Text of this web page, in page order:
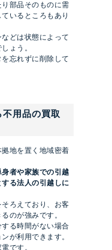
部品そのものに需
いるところもあり
どは状態によって
ょう。
忘れずに削除して
用品の買取
地を置く地域密着
者や家族での引越
る法人の引越しに
ろえており、お客
のが強みです。
る時間がない場合
が利用できます。
です。